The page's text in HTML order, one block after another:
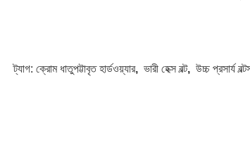
ট্যাগ: ক্রোম ধাতুপট্টাবৃত হার্ডওয়্যার, ভারী হেক্স বল্ট, উচ্চ প্রসার্য